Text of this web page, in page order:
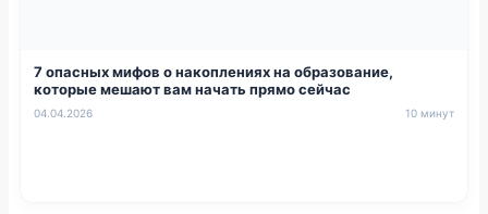
7 опасных мифов о накоплениях на образование,
которые мешают вам начать прямо сейчас
04.04.2026 10 минут